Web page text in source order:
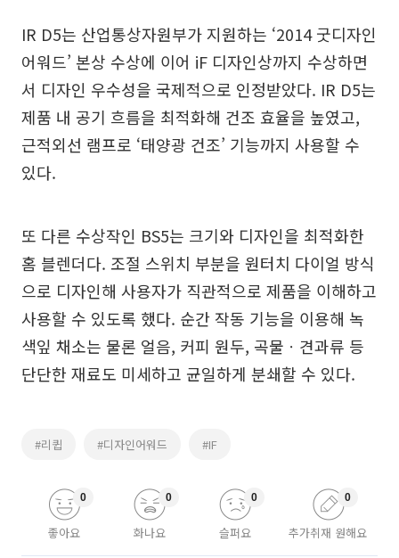
IR D5는 산업통상자원부가 지원하는 ‘2014 굿디자인
어워드’ 본상 수상에 이어 iF 디자인상까지 수상하면
서 디자인 우수성을 국제적으로 인정받았다. IR D5는
제품 내 공기 흐름을 최적화해 건조 효율을 높였고,
근적외선 램프로 ‘태양광 건조’ 기능까지 사용할 수
있다.
또 다른 수상작인 BS5는 크기와 디자인을 최적화한
홈 블렌더다. 조절 스위치 부분을 원터치 다이얼 방식
으로 디자인해 사용자가 직관적으로 제품을 이해하고
사용할 수 있도록 했다. 순간 작동 기능을 이용해 녹
색잎 채소는 물론 얼음, 커피 원두, 곡물ㆍ견과류 등
단단한 재료도 미세하고 균일하게 분쇄할 수 있다.
#리큅 #디자인어워드 #IF
좋아요
0
화나요
0
슬퍼요
0
추가취재 원해요
0